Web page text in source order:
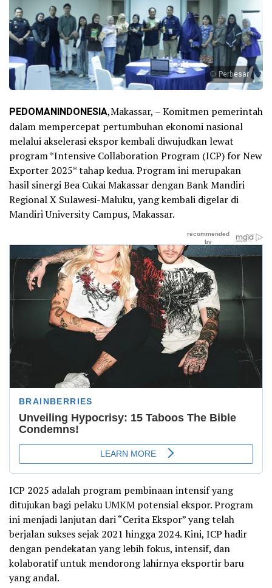
Perbesar
PEDOMANINDONESIA,Makassar, – Komitmen pemerintah
dalam mempercepat pertumbuhan ekonomi nasional
melalui akselerasi ekspor kembali diwujudkan lewat
program *Intensive Collaboration Program (ICP) for New
Exporter 2025* tahap kedua. Program ini merupakan
hasil sinergi Bea Cukai Makassar dengan Bank Mandiri
Regional X Sulawesi-Maluku, yang kembali digelar di
Mandiri University Campus, Makassar.
ICP 2025 adalah program pembinaan intensif yang
ditujukan bagi pelaku UMKM potensial ekspor. Program
ini menjadi lanjutan dari “Cerita Ekspor” yang telah
berjalan sukses sejak 2021 hingga 2024. Kini, ICP hadir
dengan pendekatan yang lebih fokus, intensif, dan
kolaboratif untuk mendorong lahirnya eksportir baru
yang andal.